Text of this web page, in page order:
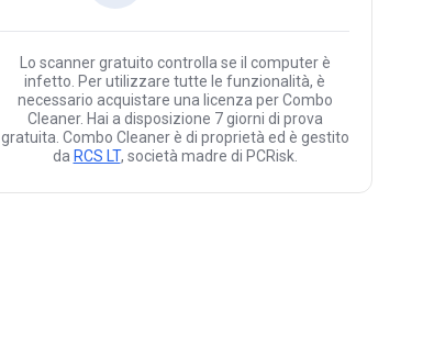
Lo scanner gratuito controlla se il computer è
infetto. Per utilizzare tutte le funzionalità, è
necessario acquistare una licenza per Combo
Cleaner. Hai a disposizione 7 giorni di prova
gratuita. Combo Cleaner è di proprietà ed è gestito
da RCS LT, società madre di PCRisk.